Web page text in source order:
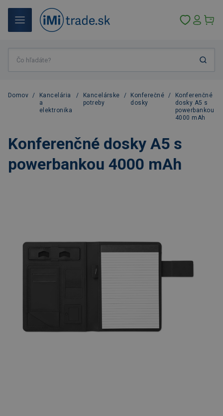
Domov /
Kancelária
a
elektronika
/
Kancelárske
potreby
/
Konferečné
dosky
/
Konferenčné
dosky A5 s
powerbankou
4000 mAh
Konferenčné dosky A5 s
powerbankou 4000 mAh